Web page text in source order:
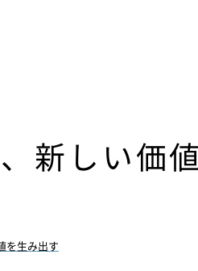
新しい価
を生み出す